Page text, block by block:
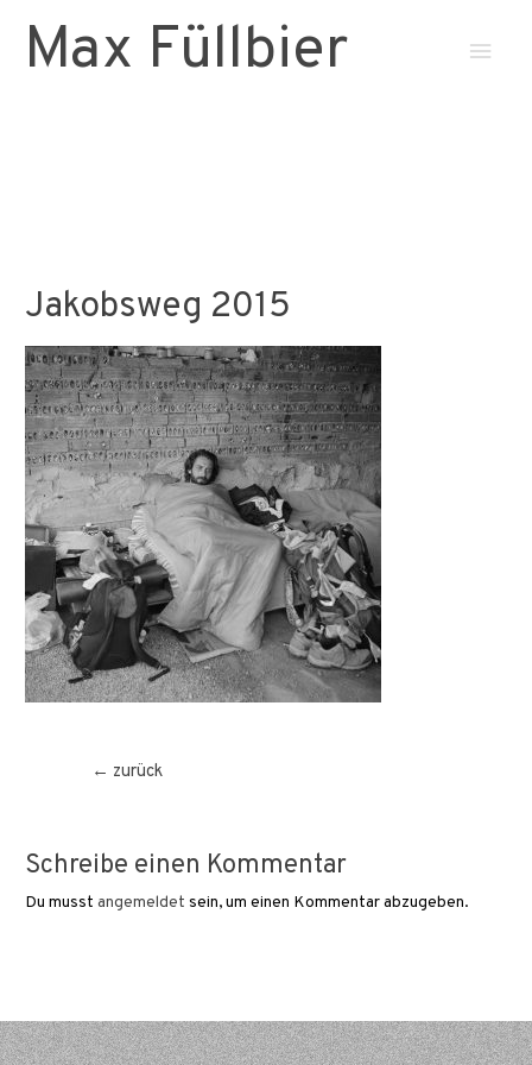
Max Füllbier
Jakobsweg 2015
Beitragsnavigation
← zurück
Schreibe einen Kommentar
Du musstangemeldet sein, um einen Kommentar abzugeben.